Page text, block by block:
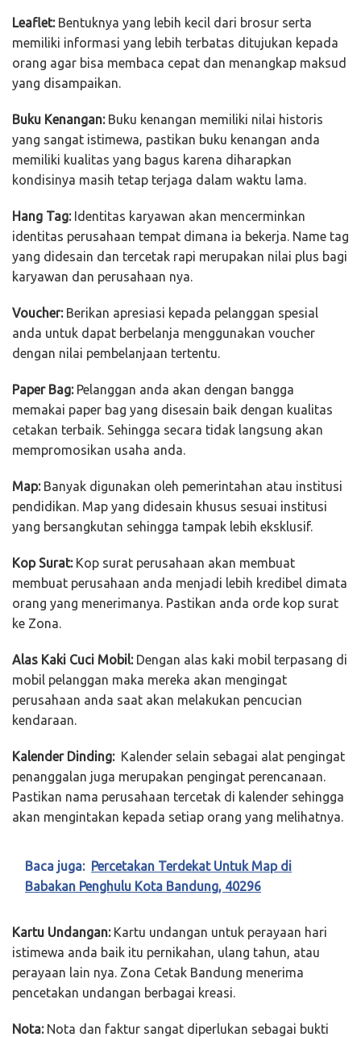
Leaflet:Bentuknya yang lebih kecil dari brosur serta
memiliki informasi yang lebih terbatas ditujukan kepada
orang agar bisa membaca cepat dan menangkap maksud
yang disampaikan.
Buku Kenangan:Buku kenangan memiliki nilai historis
yang sangat istimewa, pastikan buku kenangan anda
memiliki kualitas yang bagus karena diharapkan
kondisinya masih tetap terjaga dalam waktu lama.
Hang Tag:Identitas karyawan akan mencerminkan
identitas perusahaan tempat dimana ia bekerja. Name tag
yang didesain dan tercetak rapi merupakan nilai plus bagi
karyawan dan perusahaan nya.
Voucher:Berikan apresiasi kepada pelanggan spesial
anda untuk dapat berbelanja menggunakan voucher
dengan nilai pembelanjaan tertentu.
Paper Bag:Pelanggan anda akan dengan bangga
memakai paper bag yang disesain baik dengan kualitas
cetakan terbaik. Sehingga secara tidak langsung akan
mempromosikan usaha anda.
Map:Banyak digunakan oleh pemerintahan atau institusi
pendidikan. Map yang didesain khusus sesuai institusi
yang bersangkutan sehingga tampak lebih eksklusif.
Kop Surat:Kop surat perusahaan akan membuat
membuat perusahaan anda menjadi lebih kredibel dimata
orang yang menerimanya. Pastikan anda orde kop surat
ke Zona.
Alas Kaki Cuci Mobil:Dengan alas kaki mobil terpasang di
mobil pelanggan maka mereka akan mengingat
perusahaan anda saat akan melakukan pencucian
kendaraan.
Kalender Dinding:Kalender selain sebagai alat pengingat
penanggalan juga merupakan pengingat perencanaan.
Pastikan nama perusahaan tercetak di kalender sehingga
akan mengintakan kepada setiap orang yang melihatnya.
Baca juga: Percetakan Terdekat Untuk Map di
Babakan Penghulu Kota Bandung, 40296
Kartu Undangan:Kartu undangan untuk perayaan hari
istimewa anda baik itu pernikahan, ulang tahun, atau
perayaan lain nya. Zona Cetak Bandung menerima
pencetakan undangan berbagai kreasi.
Nota:Nota dan faktur sangat diperlukan sebagai bukti